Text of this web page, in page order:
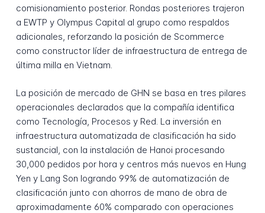
comisionamiento posterior. Rondas posteriores trajeron
a EWTP y Olympus Capital al grupo como respaldos
adicionales, reforzando la posición de Scommerce
como constructor líder de infraestructura de entrega de
última milla en Vietnam.
La posición de mercado de GHN se basa en tres pilares
operacionales declarados que la compañía identifica
como Tecnología, Procesos y Red. La inversión en
infraestructura automatizada de clasificación ha sido
sustancial, con la instalación de Hanoi procesando
30,000 pedidos por hora y centros más nuevos en Hung
Yen y Lang Son logrando 99% de automatización de
clasificación junto con ahorros de mano de obra de
aproximadamente 60% comparado con operaciones